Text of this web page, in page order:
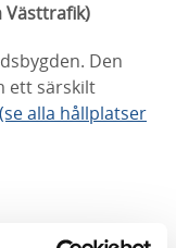
Västtrafik)
Den
ett särskilt
(se alla hållplatser
innan du vill åka